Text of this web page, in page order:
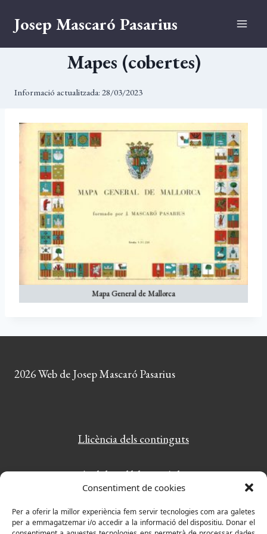
Consentiment de cookies
Per a oferir la millor experiència fem servir tecnologies com ara galetes
per a emmagatzemar i/o accedir a la informació del dispositiu. Donar el
contingut
Josep Mascaró Pasarius
Mapes (cobertes)
Informació actualitzada: 28/03/2023
Mapa General de Mallorca
2026 Web de Josep Mascaró Pasarius
Llicència dels continguts
Amb la col·laboració de:
PlayWordy: el joc de paraules més divertit